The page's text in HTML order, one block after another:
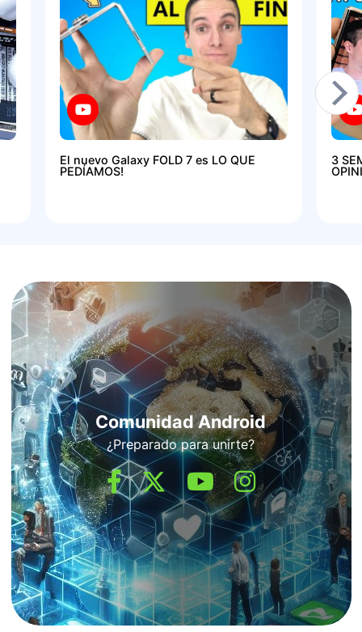
El nuevo Galaxy FOLD 7 es LO QUE
PEDÍAMOS!
3
Comunidad Android
¿Preparado para unirte?